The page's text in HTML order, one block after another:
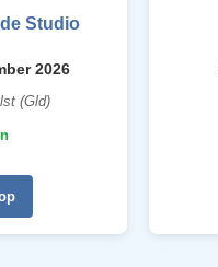
Studio
2026
(Gld)